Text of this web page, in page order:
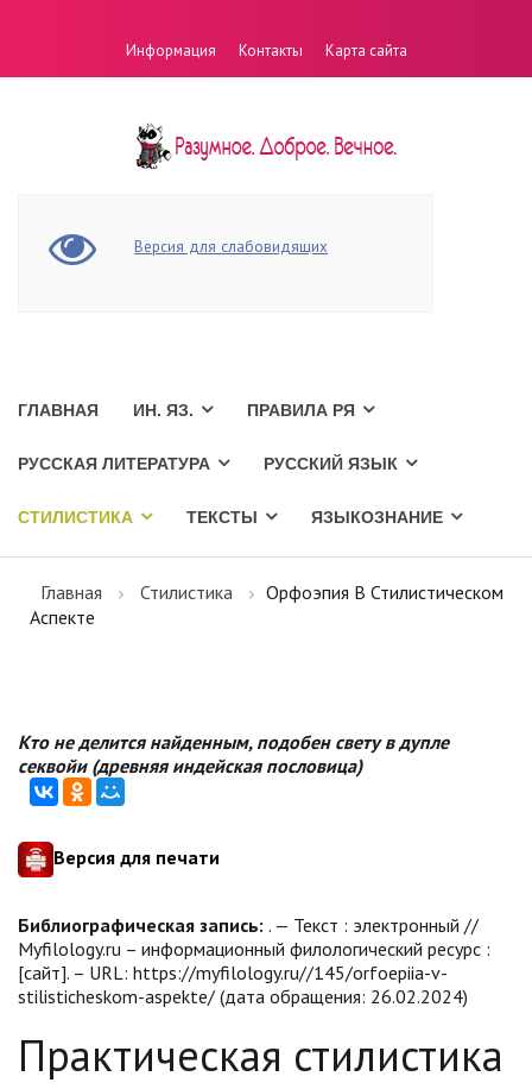
Информация Контакты Карта сайта
Версия для слабовидящих
ГЛАВНАЯ ИН. ЯЗ. ПРАВИЛА РЯ
РУССКАЯ ЛИТЕРАТУРА РУССКИЙ ЯЗЫК
СТИЛИСТИКА ТЕКСТЫ ЯЗЫКОЗНАНИЕ
Главная Стилистика
Орфоэпия В Стилистическом
Аспекте
Кто не делится найденным, подобен свету в дупле
секвойи (древняя индейская пословица)
Версия для печати
Библиографическая запись: . — Текст : электронный //
Myfilology.ru – информационный филологический ресурс :
[сайт]. – URL: https://myfilology.ru//145/orfoepiia-v-
stilisticheskom-aspekte/ (дата обращения: 26.02.2024)
Практическая стилистика